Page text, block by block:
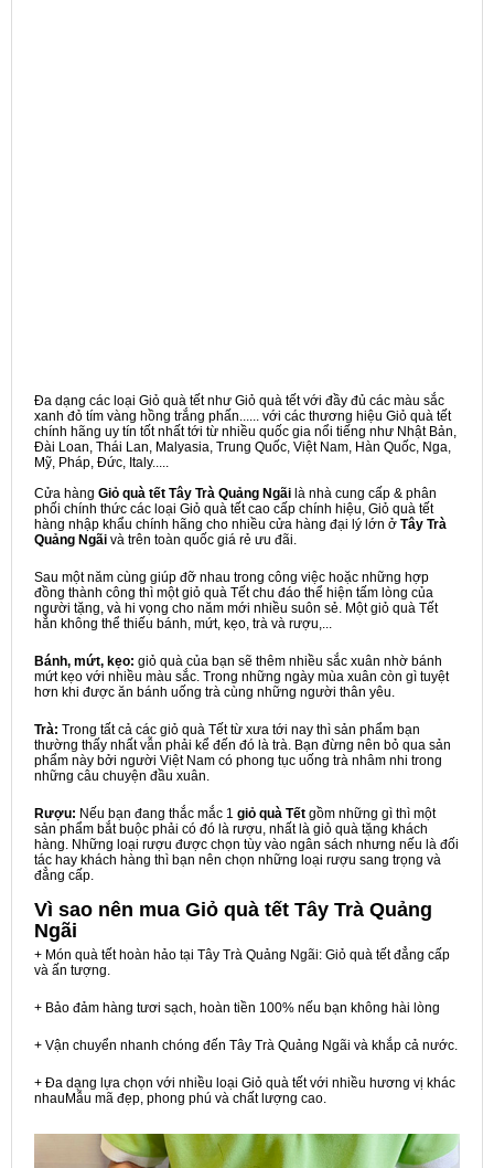
Đa dạng các loại Giỏ quà tết như Giỏ quà tết với đầy đủ các màu sắc
xanh đỏ tím vàng hồng trắng phấn...... với các thương hiệu Giỏ quà tết
chính hãng uy tín tốt nhất tới từ nhiều quốc gia nổi tiếng như Nhật Bản,
Đài Loan, Thái Lan, Malyasia, Trung Quốc, Việt Nam, Hàn Quốc, Nga,
Mỹ, Pháp, Đức, Italy.....
Cửa hàng Giỏ quà tết Tây Trà Quảng Ngãi là nhà cung cấp & phân
phối chính thức các loại Giỏ quà tết cao cấp chính hiệu, Giỏ quà tết
hàng nhập khẩu chính hãng cho nhiều cửa hàng đại lý lớn ở Tây Trà
Quảng Ngãi và trên toàn quốc giá rẻ ưu đãi.
Sau một năm cùng giúp đỡ nhau trong công việc hoặc những hợp
đồng thành công thì một giỏ quà Tết chu đáo thể hiện tấm lòng của
người tặng, và hi vọng cho năm mới nhiều suôn sẻ. Một giỏ quà Tết
hẳn không thể thiếu bánh, mứt, kẹo, trà và rượu,...
Bánh, mứt, kẹo: giỏ quà của bạn sẽ thêm nhiều sắc xuân nhờ bánh
mứt kẹo với nhiều màu sắc. Trong những ngày mùa xuân còn gì tuyệt
hơn khi được ăn bánh uống trà cùng những người thân yêu.
Trà: Trong tất cả các giỏ quà Tết từ xưa tới nay thì sản phẩm bạn
thường thấy nhất vẫn phải kể đến đó là trà. Bạn đừng nên bỏ qua sản
phẩm này bởi người Việt Nam có phong tục uống trà nhâm nhi trong
những câu chuyện đầu xuân.
Rượu: Nếu bạn đang thắc mắc 1 giỏ quà Tết gồm những gì thì một
sản phẩm bắt buộc phải có đó là rượu, nhất là giỏ quà tặng khách
hàng. Những loại rượu được chọn tùy vào ngân sách nhưng nếu là đối
tác hay khách hàng thì bạn nên chọn những loại rượu sang trọng và
đẳng cấp.
Vì sao nên mua Giỏ quà tết Tây Trà Quảng
Ngãi
+ Món quà tết hoàn hảo tại Tây Trà Quảng Ngãi: Giỏ quà tết đẳng cấp
và ấn tượng.
+ Bảo đảm hàng tươi sạch, hoàn tiền 100% nếu bạn không hài lòng
+ Vận chuyển nhanh chóng đến Tây Trà Quảng Ngãi và khắp cả nước.
+ Đa dạng lựa chọn với nhiều loại Giỏ quà tết với nhiều hương vị khác
nhauMẫu mã đẹp, phong phú và chất lượng cao.